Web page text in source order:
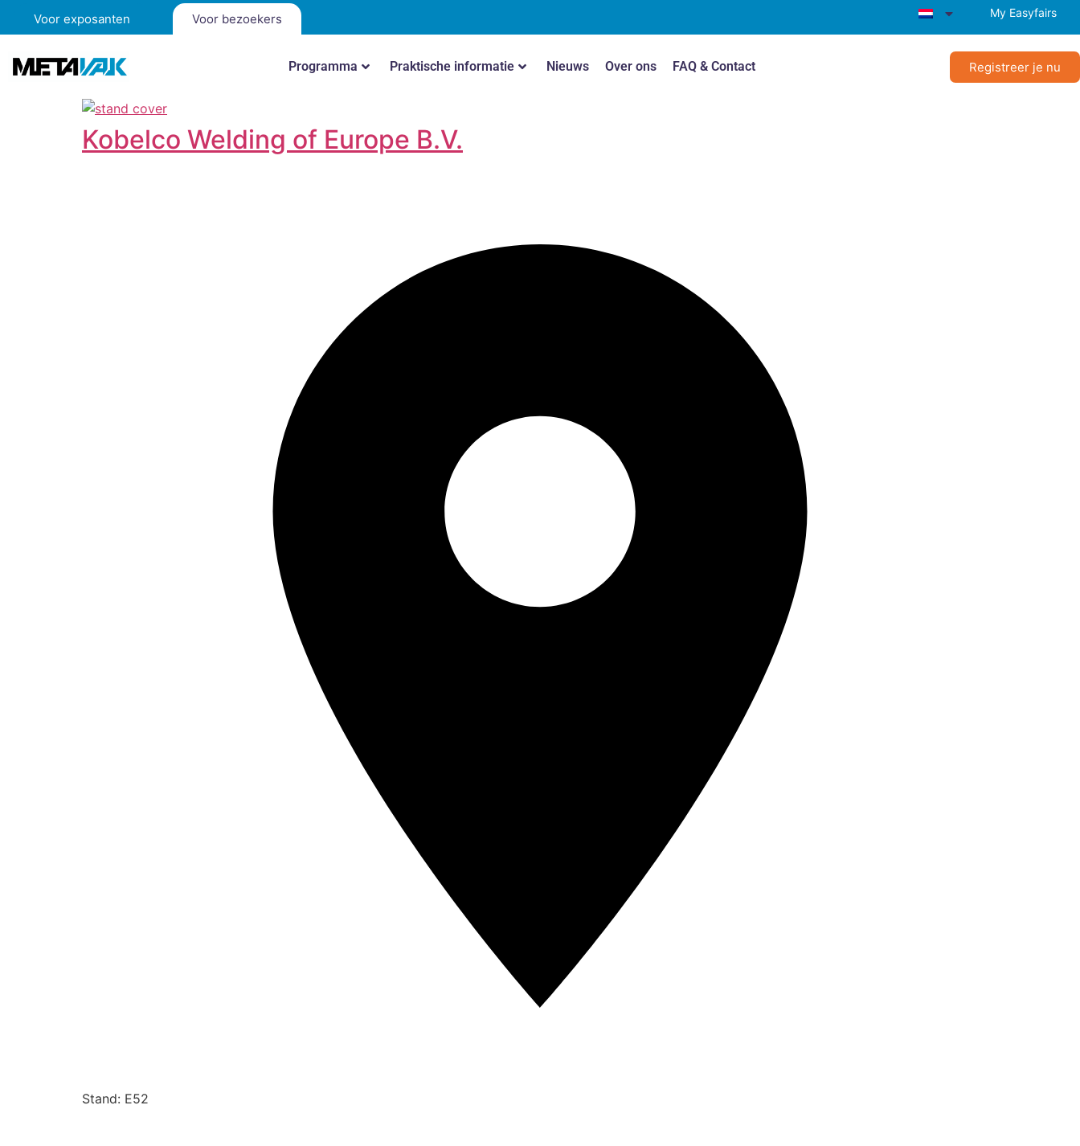
Voor exposanten Voor bezoekers My Easyfairs
Programma Praktische informatie Nieuws Over ons FAQ & Contact Registreer je nu
Kobelco Welding of Europe B.V.
Stand: E52